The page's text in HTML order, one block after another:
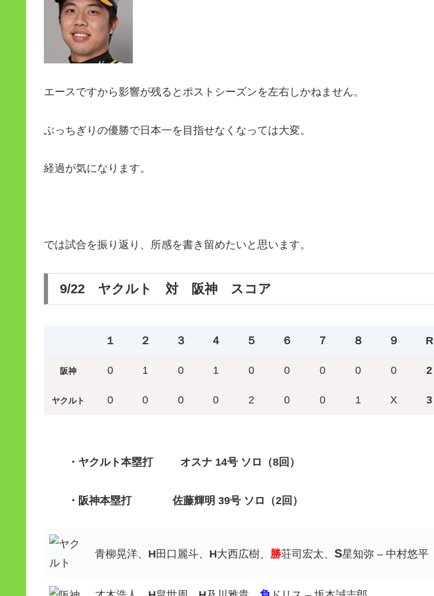
エースですから影響が残るとポストシーズンを左右しかねません。
ぶっちぎりの優勝で日本一を目指せなくなっては大変。
経過が気になります。
では試合を振り返り、所感を書き留めたいと思います。
9/22 ヤクルト 対 阪神 スコア
１ ２ ３ ４ ５ ６ ７ ８ ９ R
阪神 0 1 0 1 0 0 0 0 0 2
ヤクルト 0 0 0 0 2 0 0 1 X 3
・ヤクルト本塁打 オスナ 14号 ソロ（8回）
・阪神本塁打 佐藤輝明 39号 ソロ（2回）
青柳晃洋、 H 田口麗斗、 H大西広樹、 勝荘司宏太、 S星知弥 – 中村悠平